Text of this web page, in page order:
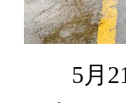
5月21